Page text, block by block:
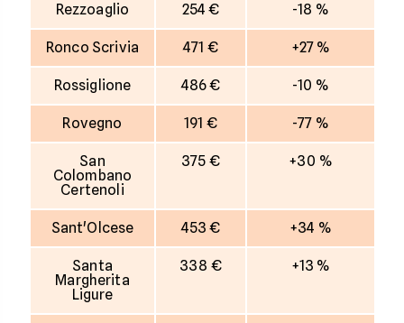
Rezzoaglio 254 € -18 %
Ronco Scrivia 471 € +27 %
Rossiglione 486 € -10 %
Rovegno 191 € -77 %
San
Colombano
Certenoli
375 € +30 %
Sant'Olcese 453 € +34 %
Santa
Margherita
Ligure
338 € +13 %